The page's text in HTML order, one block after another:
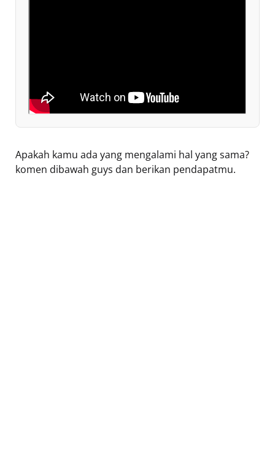
Apakah kamu ada yang mengalami hal yang sama?
komen dibawah guys dan berikan pendapatmu.